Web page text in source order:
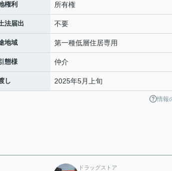
権利 所有権
法届出 不要
地域 第一種低層住居専用
態様 仲介
し 2025年5月上旬
情報
ドラッグストア